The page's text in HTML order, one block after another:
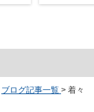
ブログ記事一覧 > 着々